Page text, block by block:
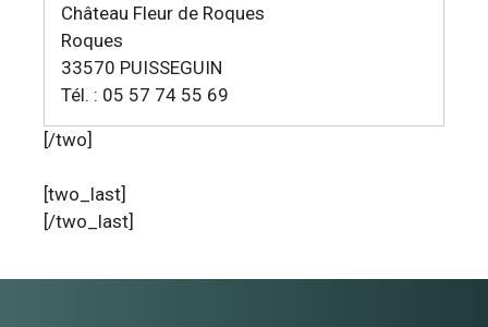
Château Fleur de Roques
Roques
33570 PUISSEGUIN
Tél. : 05 57 74 55 69
[/two]
[two_last]
[/two_last]